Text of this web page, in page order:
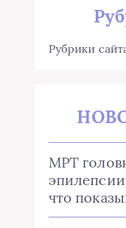
Рубрики
МРТ
что